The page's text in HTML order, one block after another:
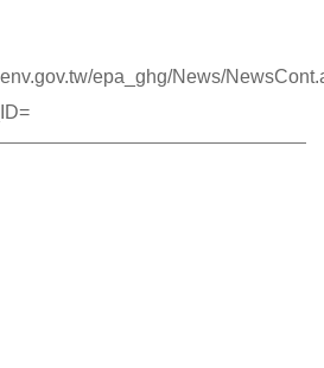
epa_ghg/News/